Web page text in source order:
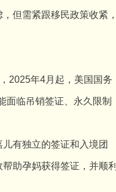
但需紧跟移民政策收紧，
2025年4月起，美国国务
面临吊销签证、永久限制
有独立的签证和入境团
助孕妈获得签证，并顺利